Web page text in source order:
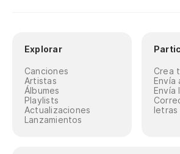
Explorar
Canciones
Artistas
Álbumes
Playlists
Actualizaciones
Lanzamientos
Crea
Envía
Envía
letras